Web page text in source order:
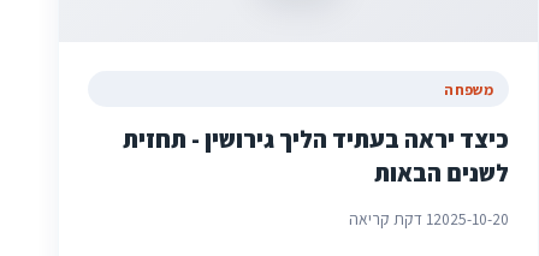
משפחה
כיצד יראה בעתיד הליך גירושין - תחזית
לשנים הבאות
2025-10-201 דקת קריאה